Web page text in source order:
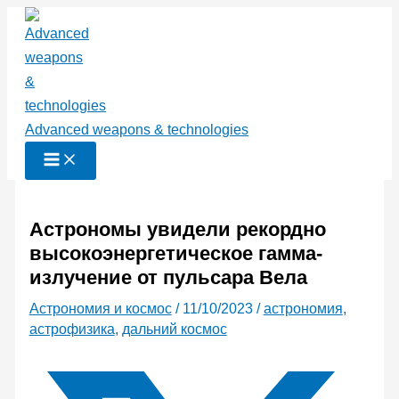
Перейти
содержимому
Advanced weapons & technologies
Астрономы увидели рекордно
высокоэнергетическое гамма-
излучение от пульсара Вела
Астрономия и космос/ 11/10/2023 /астрономия,
астрофизика, дальний космос